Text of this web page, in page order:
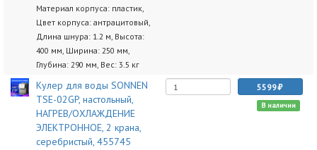
Материал корпуса: пластик,
Цвет корпуса: антрацитовый,
Длина шнура: 1.2 м, Высота:
400 мм, Ширина: 250 мм,
Глубина: 290 мм, Вес: 3.5 кг
Кулер для воды SONNEN
TSE-02GP, настольный,
НАГРЕВ/ОХЛАЖДЕНИЕ
ЭЛЕКТРОННОЕ, 2 крана,
серебристый, 455745
5599
В наличии